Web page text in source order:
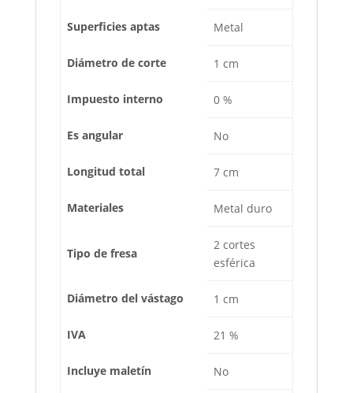
Superficies aptas Metal
Diámetro de corte 1 cm
Impuesto interno 0 %
Es angular No
Longitud total 7 cm
Materiales Metal duro
Tipo de fresa
2 cortes
esférica
Diámetro del vástago 1 cm
IVA 21 %
Incluye maletín No